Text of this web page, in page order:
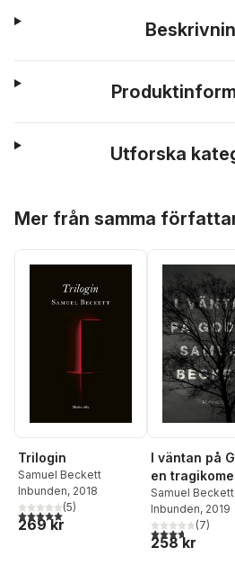
Utforska
Mer från samma
Trilogin
Samuel Beckett
Inbunden, 2018
5,0utav 5 stjärnor. Totalt antal röster:
(5)
269 kr
I väntan på
en
akter
Samuel Beckett
Inbunden, 2019
3,7utav 5(7)
258 kr